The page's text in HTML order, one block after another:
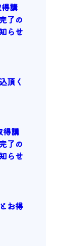
講
了の
らせ
頂く
得講
了の
らせ
お得